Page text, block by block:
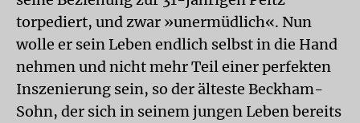
torpediert, und zwar »unermüdlich«. Nun
wolle er sein Leben endlich selbst in die Hand
nehmen und nicht mehr Teil einer perfekten
Inszenierung sein, so der älteste Beckham-
Sohn, der sich in seinem jungen Leben bereits